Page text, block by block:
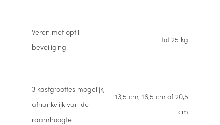
Veren met optil-
beveiliging
tot 25 kg
3 kastgroottes mogelijk,
afhankelijk van de
raamhoogte
13,5 cm, 16,5 cm of 20,5
cm